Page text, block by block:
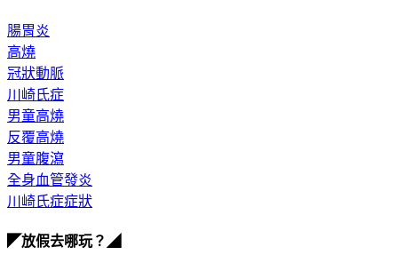
腸胃炎
高燒
冠狀動脈
川崎氏症
男童高燒
反覆高燒
男童腹瀉
全身血管發炎
川崎氏症症狀
◤放假去哪玩？◢